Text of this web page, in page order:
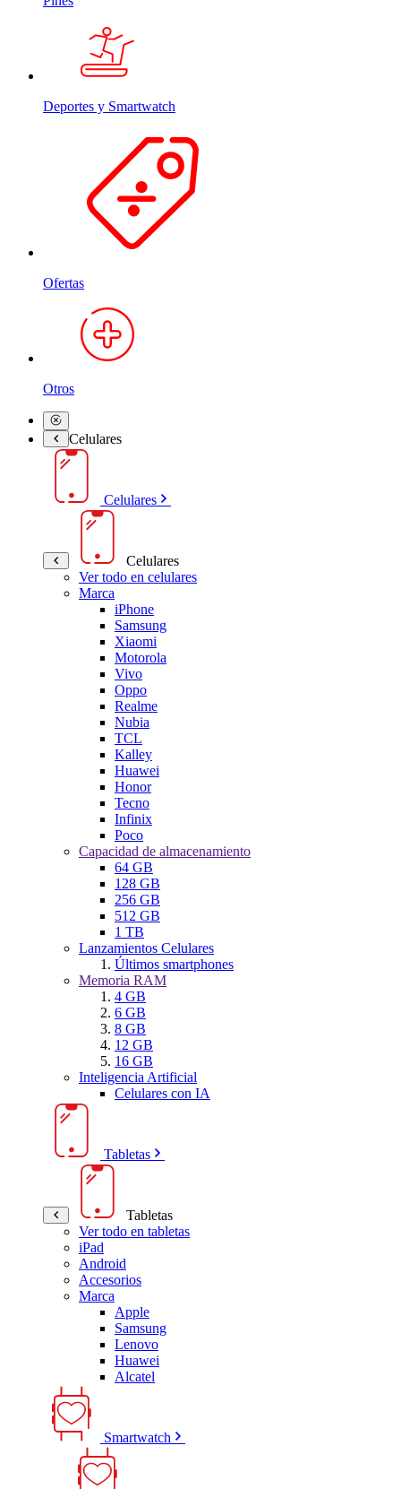
Deportes y Smartwatch
Ofertas
Otros
Celulares
Celulares
Celulares
Ver todo en celulares
Marca
iPhone
Samsung
Xiaomi
Motorola
Vivo
Oppo
Realme
Nubia
TCL
Kalley
Huawei
Honor
Tecno
Infinix
Poco
Capacidad de almacenamiento
64 GB
128 GB
256 GB
512 GB
1 TB
Lanzamientos Celulares
Últimos smartphones
Memoria RAM
4 GB
6 GB
8 GB
12 GB
16 GB
Inteligencia Artificial
Celulares con IA
Tabletas
Tabletas
Ver todo en tabletas
iPad
Android
Accesorios
Marca
Apple
Samsung
Lenovo
Huawei
Alcatel
Smartwatch